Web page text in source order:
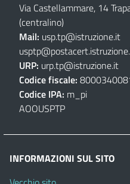
Via Castellammare, 14
(centralino)
Mail: usp.tp@istruzione.it
URP: urp.tp@istruzione.it
Codice fiscale:
Codice IPA:
AOOUSPTP
INFORMAZIONI SUL SITO